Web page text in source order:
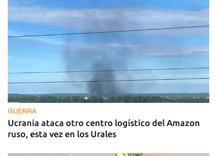
GUERRA
Ucrania ataca otro centro logístico del Amazon
ruso, esta vez en los Urales